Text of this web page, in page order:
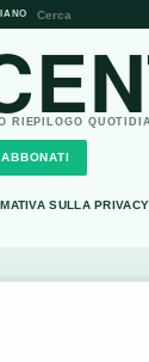
RIEPILOGO
ABBONATI
SULLA PRIVACY